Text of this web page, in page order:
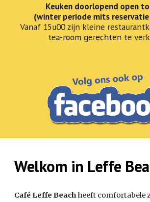
Keuken doorlopend open
(winter periode mits reservatie
Vanaf 15u00 zijn kleine
tea-room gerechten te
Welkom in Leffe
Café Leffe Beachheeft comfortabele